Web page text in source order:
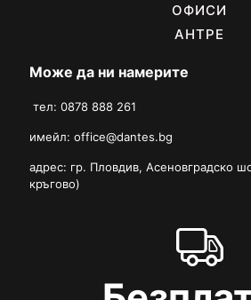
ОФИСИ
АНТРЕ
Може да ни намерите
тел: 0878 888 261
имейл: office@dantes.bg
адрес: гр. Пловдив, Асеновградско
кръгово)